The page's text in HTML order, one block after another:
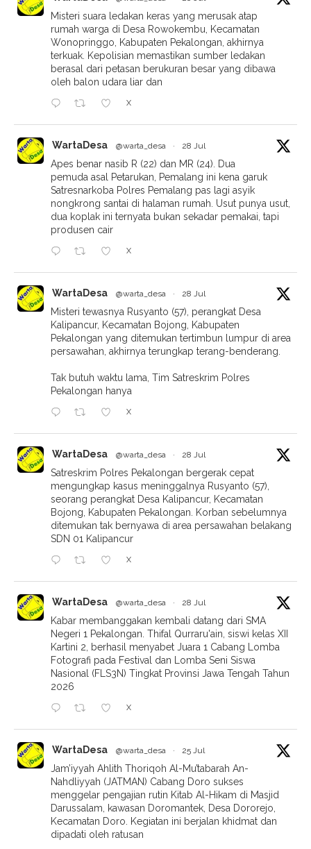
Misteri suara ledakan keras yang merusak atap
rumah warga di Desa Rowokembu, Kecamatan
Wonopringgo, Kabupaten Pekalongan, akhirnya
terkuak. Kepolisian memastikan sumber ledakan
berasal dari petasan berukuran besar yang dibawa
oleh balon udara liar dan
X
WartaDesa @warta_desa · 28 Jul
Apes benar nasib R (22) dan MR (24). Dua
pemuda asal Petarukan, Pemalang ini kena garuk
Satresnarkoba Polres Pemalang pas lagi asyik
nongkrong santai di halaman rumah. Usut punya usut,
dua koplak ini ternyata bukan sekadar pemakai, tapi
produsen cair
X
WartaDesa @warta_desa · 28 Jul
Misteri tewasnya Rusyanto (57), perangkat Desa
Kalipancur, Kecamatan Bojong, Kabupaten
Pekalongan yang ditemukan tertimbun lumpur di area
persawahan, akhirnya terungkap terang-benderang.
Tak butuh waktu lama, Tim Satreskrim Polres
Pekalongan hanya
X
WartaDesa @warta_desa · 28 Jul
Satreskrim Polres Pekalongan bergerak cepat
mengungkap kasus meninggalnya Rusyanto (57),
seorang perangkat Desa Kalipancur, Kecamatan
Bojong, Kabupaten Pekalongan. Korban sebelumnya
ditemukan tak bernyawa di area persawahan belakang
SDN 01 Kalipancur
X
WartaDesa @warta_desa · 28 Jul
Kabar membanggakan kembali datang dari SMA
Negeri 1 Pekalongan. Thifal Qurraru'ain, siswi kelas XII
Kartini 2, berhasil menyabet Juara 1 Cabang Lomba
Fotografi pada Festival dan Lomba Seni Siswa
Nasional (FLS3N) Tingkat Provinsi Jawa Tengah Tahun
2026
X
WartaDesa @warta_desa · 25 Jul
Jam’iyyah Ahlith Thoriqoh Al-Mu’tabarah An-
Nahdliyyah (JATMAN) Cabang Doro sukses
menggelar pengajian rutin Kitab Al-Hikam di Masjid
Darussalam, kawasan Doromantek, Desa Dororejo,
Kecamatan Doro. Kegiatan ini berjalan khidmat dan
dipadati oleh ratusan